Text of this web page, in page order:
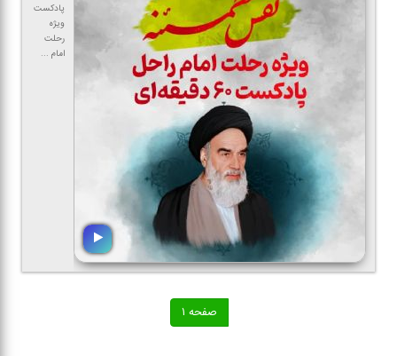
پادكست
ویژه
رحلت
امام ...
صفحه ۱